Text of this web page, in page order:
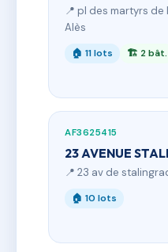
📍 pl des martyrs
Alès
🏠 11 lots 🏗 2 bât.
AF3625415
23 AVENUE
📍 23 av de
🏠 10 lots